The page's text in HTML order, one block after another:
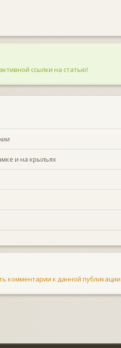
ссылки на статью!
и на крыльях
комментарии к данной публикации.